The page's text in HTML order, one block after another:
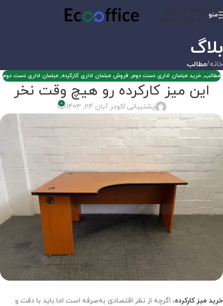
Skip to navigation
Skip to main content
منو
بلاگ
خانه/مطالب
مطالب, خرید مبلمان اداری دست دوم, فروش مبلمان اداری کارکرده, مبلمان اداری دست دوم
این میز کارکرده رو هیچ وقت نخر
پشتیبانی اکودر آبان 24, 1403 0
خرید میز کارکرده، اگرچه از نظر اقتصادی به‌صرفه است اما باید با دقت و